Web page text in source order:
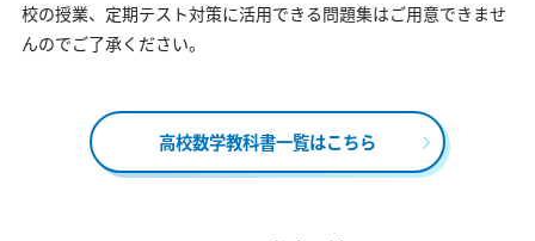
校の授業、定期テスト対策に活用できる問題集はご用意できませ
んのでご了承ください。
高校数学教科書一覧はこちら